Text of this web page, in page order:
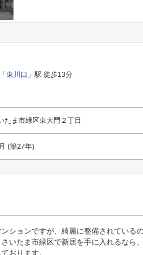
東川口 」駅 徒歩13分
たま市緑区東大門２丁目
(築27年)
ションですが、綺麗に整備されている
いたま市緑区で新居を手に入れるなら
おります。